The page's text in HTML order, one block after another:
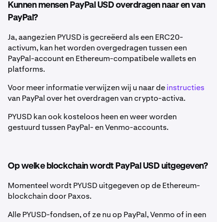
Kunnen mensen PayPal USD overdragen naar en van
PayPal?
Ja, aangezien PYUSD is gecreëerd als een ERC20-
activum, kan het worden overgedragen tussen een
PayPal-account en Ethereum-compatibele wallets en
platforms.
Voor meer informatie verwijzen wij u naar deinstructies
van PayPal over het overdragen van crypto-activa.
PYUSD kan ook kosteloos heen en weer worden
gestuurd tussen PayPal- en Venmo-accounts.
Op welke blockchain wordt PayPal USD uitgegeven?
Momenteel wordt PYUSD uitgegeven op de Ethereum-
blockchain door Paxos.
Alle PYUSD-fondsen, of ze nu op PayPal, Venmo of in een